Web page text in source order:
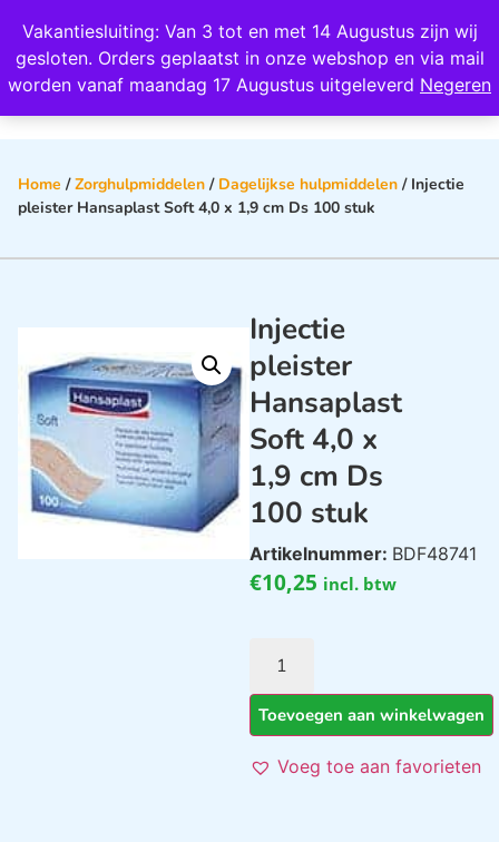
Vakantiesluiting: Van 3 tot en met 14 Augustus zijn wij
gesloten. Orders geplaatst in onze webshop en via mail
worden vanaf maandag 17 Augustus uitgeleverd Negeren
Wij scoren een 4,8 op Google
Home /Zorghulpmiddelen / Dagelijkse hulpmiddelen / Injectie
pleister Hansaplast Soft 4,0 x 1,9 cm Ds 100 stuk
Injectie
pleister
Hansaplast
Soft 4,0 x
1,9 cm Ds
100 stuk
Artikelnummer: BDF48741
€10,25 incl. btw
Toevoegen aan winkelwagen
Voeg toe aan favorieten